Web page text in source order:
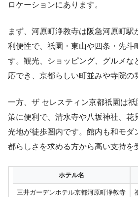
ロケーションにあります。
まず、河原町浄教寺は阪急河原町駅
利便性で、祇園・東山や四条・先斗
す。観光、ショッピング、グルメな
応でき、京都らしい町並みや寺院の
一方、ザ セレスティン京都祇園は
策に便利で、清水寺や八坂神社、花
光地が徒歩圏内です。館内も和モダ
都らしさを求める方から高い支持を
ホテル名
三井ガーデンホテル京都河原町浄教寺